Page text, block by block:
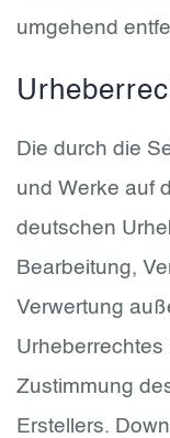
umgehend
Die durch die
und Werke auf
deutschen
Bearbeitung,
Verwertung
Urheberrechtes
Zustimmung
Erstellers.